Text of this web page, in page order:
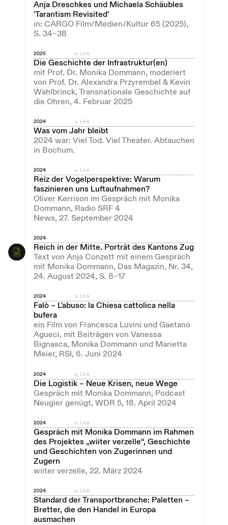
Anja Dreschkes und Michaela Schäubles
'Tarantism Revisited'
in: CARGO Film/Medien/Kultur 65 (2025),
S. 34–38
2025
Die Geschichte der Infrastruktur(en)
mit Prof. Dr. Monika Dommann, moderiert
von Prof. Dr. Alexandra Przyrembel & Kevin
Wahlbrinck, Transnationale Geschichte auf
die Ohren, 4. Februar 2025
Link
2024
Was vom Jahr bleibt
2024 war: Viel Tod. Viel Theater. Abtauchen
in Bochum.
Link
2024
Reiz der Vogelperspektive: Warum
faszinieren uns Luftaufnahmen?
Oliver Kerrison im Gespräch mit Monika
Dommann, Radio SRF 4
News, 27. September 2024
Link
2024
Reich in der Mitte. Porträt des Kantons Zug
Text von Anja Conzett mit einem Gespräch
mit Monika Dommann, Das Magazin, Nr. 34,
24. August 2024, S. 8–17
2024
Falò – L'abuso: la Chiesa cattolica nella
bufera
ein Film von Francesca Luvini und Gaetano
Agueci, mit Beiträgen von Vanessa
Bignasca, Monika Dommann und Marietta
Meier, RSI, 6. Juni 2024
Link
2024
Die Logistik – Neue Krisen, neue Wege
Gespräch mit Monika Dommann, Podcast
Neugier genügt, WDR 5, 18. April 2024
Link
2024
Gespräch mit Monika Dommann im Rahmen
des Projektes „wiiter verzelle“, Geschichte
und Geschichten von Zugerinnen und
Zugern
wiiter verzelle, 22. März 2024
Link
2024
Standard der Transportbranche: Paletten –
Bretter, die den Handel in Europa
ausmachen
Link